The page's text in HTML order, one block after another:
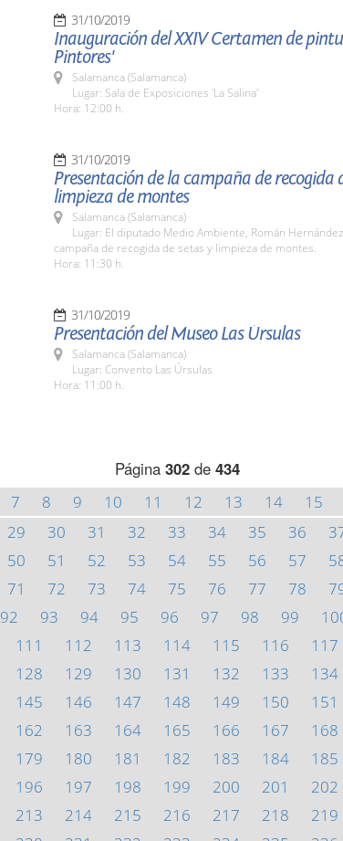
31/10/2019
Inauguración del XXIV Certamen de
Pintores'
Salamanca (Salamanca)
Lugar: Sala de Exposiciones 'La Salina'
Hora: 12:00 h.
31/10/2019
Presentación de la campaña de recogida
limpieza de montes
Salamanca (Salamanca)
Lugar: El diputado Medio Ambiente, Román
campaña de recogida de setas y limpieza de montes.
Hora: 11:30 h.
31/10/2019
Presentación del Museo Las Úrsulas
Salamanca (Salamanca)
Lugar: Convento Las Úrsulas
Hora: 11:00 h.
Página 302de 434
7 8 9 10 11 12 13 14 15
29 30 31 32 33 34 35 36
50 51 52 53 54 55 56 57
71 72 73 74 75 76 77 78
92 93 94 95 96 97 98 99
111 112 113 114 115 116 117
128 129 130 131 132 133 134
145 146 147 148 149 150 151
162 163 164 165 166 167 168
179 180 181 182 183 184 185
196 197 198 199 200 201 202
213 214 215 216 217 218 219